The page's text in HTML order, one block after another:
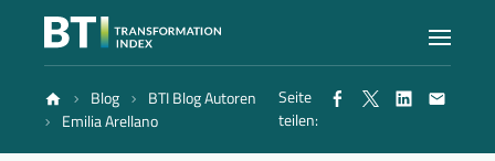
Index
Blog
BTI Blog Autoren
Emilia Arellano
Seite
teilen: